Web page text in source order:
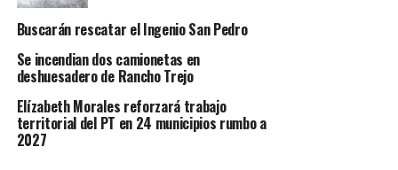
resto de las porciones centro y sur; así como templado
a cálido en zonas de montaña; percibiéndose fresco a
frío por la noche y madrugada en zonas serranas.
Asimismo, las temperaturas máximas para este día en
Tuxpan será de 35 grados Celsius (°C); Martínez de la
Torre de 34°C; en Xalapa 25°C; en Veracruz 31°C; en
Buscarán rescatar el Ingenio San Pedro
Se incendian dos camionetas en
deshuesadero de Rancho Trejo
Elízabeth Morales reforzará trabajo
territorial del PT en 24 municipios rumbo a
2027